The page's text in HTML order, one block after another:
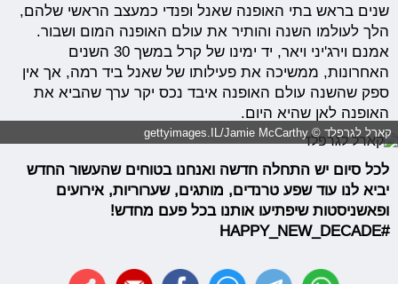
שנים בראש בתי האופנה שאנל ופנדי כמעצב הראשי שלהם,
הלך לעולמו השנה והותיר את עולם האופנה המום ושבור.
אמנם וירג'יני ויאר, יד ימינו של קרל במשך 30 השנים
האחרונות, ממשיכה את פעילותו של שאנל ביד רמה, אך אין
ספק שהשנה עולם האופנה איבד נכס יקר ערך שהביא את
האופנה לאן שהיא היום.
קארל לגרפלד © gettyimages.IL/Jamie McCarthy
לכל סיום יש התחלה חדשה ואנחנו בטוחים שהעשור החדש
יביא לנו עוד שפע טרנדים, מותגים, שערוריות, אירועים
ופאשניסטות שיפתיעו אותנו בכל פעם מחדש!
#
HAPPY_NEW_DECADE